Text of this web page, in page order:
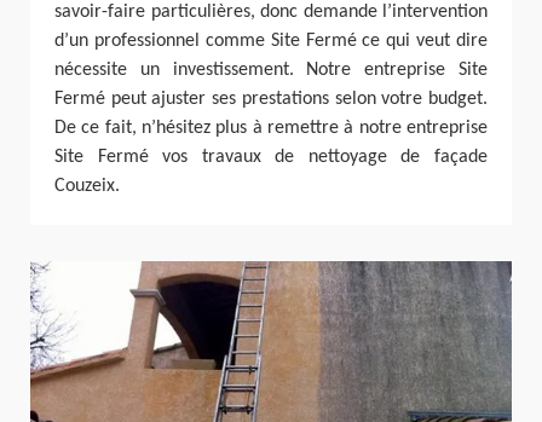
savoir-faire particulières, donc demande l’intervention
d’un professionnel comme Site Fermé ce qui veut dire
nécessite un investissement. Notre entreprise Site
Fermé peut ajuster ses prestations selon votre budget.
De ce fait, n’hésitez plus à remettre à notre entreprise
Site Fermé vos travaux de nettoyage de façade
Couzeix.